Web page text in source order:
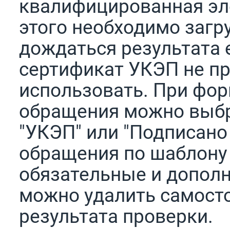
квалифицированная
этого необходимо
дождаться
сертификат УКЭП не
использовать. При
обращения можно
"УКЭП" или
обращения по
обязательные и
можно удалить
результата проверки.